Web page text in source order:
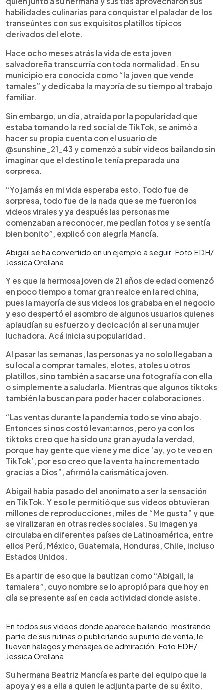
habilidades culinarias para conquistar el paladar de los
transeúntes con sus exquisitos platillos típicos
derivados del elote.
Hace ocho meses atrás la vida de esta joven
salvadoreña transcurría con toda normalidad. En su
municipio era conocida como “la joven que vende
tamales” y dedicaba la mayoría de su tiempo al trabajo
familiar.
Sin embargo, un día, atraída por la popularidad que
estaba tomando la red social de TikTok, se animó a
hacer su propia cuenta con el usuario de
@sunshine_21_43 y comenzó a subir videos bailando sin
imaginar que el destino le tenía preparada una
sorpresa.
“Yo jamás en mi vida esperaba esto. Todo fue de
sorpresa, todo fue de la nada que se me fueron los
videos virales y ya después las personas me
comenzaban a reconocer, me pedían fotos y se sentía
bien bonito”, explicó con alegría Mancía.
Abigail se ha convertido en un ejemplo a seguir. Foto EDH/
Jessica Orellana
Y es que la hermosa joven de 21 años de edad comenzó
en poco tiempo a tomar gran realce en la red china,
pues la mayoría de sus videos los grababa en el negocio
y eso despertó el asombro de algunos usuarios quienes
aplaudían su esfuerzo y dedicación al ser una mujer
luchadora. Acá inicia su popularidad.
Al pasar las semanas, las personas ya no solo llegaban a
su local a comprar tamales, elotes, atoles u otros
platillos, sino también a sacarse una fotografía con ella
o simplemente a saludarla. Mientras que algunos tiktoks
también la buscan para poder hacer colaboraciones.
“Las ventas durante la pandemia todo se vino abajo.
Entonces si nos costó levantarnos, pero ya con los
tiktoks creo que ha sido una gran ayuda la verdad,
porque hay gente que viene y me dice ‘ay, yo te veo en
TikTok’, por eso creo que la venta ha incrementado
gracias a Dios”, afirmó la carismática joven.
Abigail había pasado del anonimato a ser la sensación
en TikTok. Y eso le permitió que sus videos obtuvieran
millones de reproducciones, miles de “Me gusta” y que
se viralizaran en otras redes sociales. Su imagen ya
circulaba en diferentes países de Latinoamérica, entre
ellos Perú, México, Guatemala, Honduras, Chile, incluso
Estados Unidos.
Es a partir de eso que la bautizan como “Abigail, la
tamalera”, cuyo nombre se lo apropió para que hoy en
día se presente así en cada actividad donde asiste.
En todos sus videos donde aparece bailando, mostrando
parte de sus rutinas o publicitando su punto de venta, le
llueven halagos y mensajes de admiración. Foto EDH/
Jessica Orellana
Su hermana Beatriz Mancía es parte del equipo que la
apoya y es a ella a quien le adjunta parte de su éxito.